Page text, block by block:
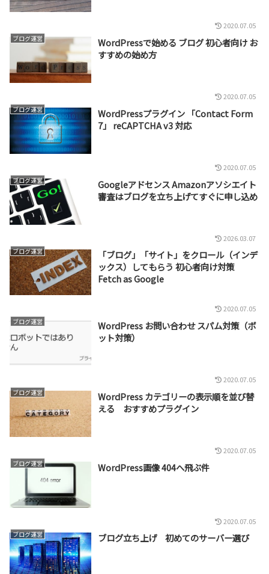
2020.07.05
ブログ運営
WordPressで始める ブログ 初心者向け お
すすめの始め方
2020.07.05
ブログ運営
WordPressプラグイン 「Contact Form
7」 reCAPTCHA v3 対応
2020.07.05
ブログ運営
Googleアドセンス Amazonアソシエイト
審査はブログを立ち上げてすぐに申し込め
2026.03.07
ブログ運営
「ブログ」「サイト」をクロール（インデ
ックス）してもらう 初心者向け対策
Fetch as Google
2020.07.05
ブログ運営
WordPress お問い合わせ スパム対策（ボ
ット対策）
2020.07.05
ブログ運営
WordPress カテゴリーの表示順を並び替
える おすすめプラグイン
2020.07.05
ブログ運営 WordPress画像 404へ飛ぶ件
2020.07.05
ブログ運営 ブログ立ち上げ 初めてのサーバー選び